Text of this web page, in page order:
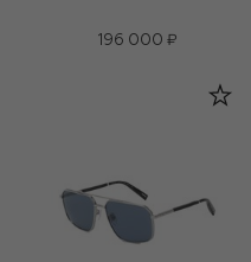
196 000 ₽